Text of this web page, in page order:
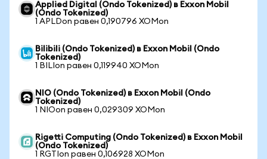
Applied Digital (Ondo Tokenized) в Exxon Mobil
(Ondo Tokenized)
1 APLDon равен 0,190796 XOMon
Bilibili (Ondo Tokenized) в Exxon Mobil (Ondo
Tokenized)
1 BILIon равен 0,119940 XOMon
NIO (Ondo Tokenized) в Exxon Mobil (Ondo
Tokenized)
1 NIOon равен 0,029309 XOMon
Rigetti Computing (Ondo Tokenized) в Exxon Mobil
(Ondo Tokenized)
1 RGTIon равен 0,106928 XOMon